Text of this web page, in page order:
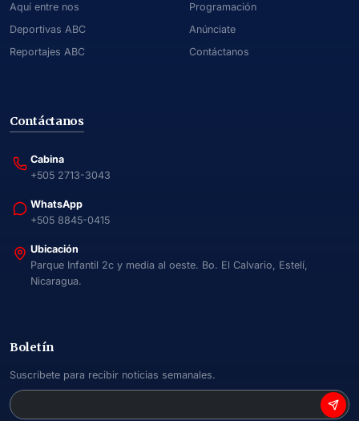
Aquí entre nos
Deportivas ABC
Reportajes ABC
Programación
Anúnciate
Contáctanos
Contáctanos
Cabina
+505 2713-3043
WhatsApp
+505 8845-0415
Ubicación
Parque Infantil 2c y media al oeste. Bo. El Calvario, Estelí,
Nicaragua.
Boletín
Suscríbete para recibir noticias semanales.